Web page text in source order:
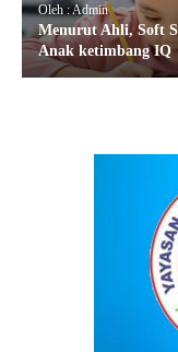
Oleh : Admin
Menurut Ahli, Soft
Anak ketimbang IQ